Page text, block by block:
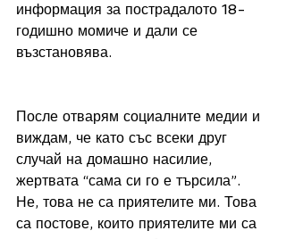
информация за пострадалото 18-
годишно момиче и дали се
възстановява.
После отварям социалните медии и
виждам, че като със всеки друг
случай на домашно насилие,
жертвата “сама си го е търсила”.
Не, това не са приятелите ми. Това
са постове, които приятелите ми са